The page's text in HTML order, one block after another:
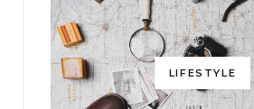
LIFESTYLE